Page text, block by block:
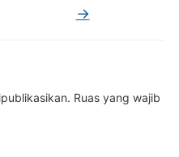
→
Ruas yang wajib